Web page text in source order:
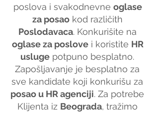
poslova i svakodnevne oglase
za posao kod različith
Poslodavaca. Konkurišite na
oglase za poslove i koristite HR
usluge potpuno besplatno.
Zapošljavanje je besplatno za
sve kandidate koji konkurišu za
posao u HR agenciji. Za potrebe
Klijenta iz Beograda, tražimo